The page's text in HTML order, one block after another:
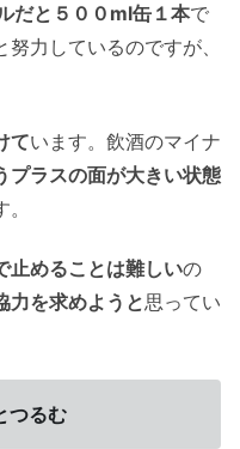
だと５００ml缶１本で
力しているのですが、
ています。飲酒のマイナ
プラスの面が大きい状態
止めることは難しいの
力を求めようと思ってい
つるむ